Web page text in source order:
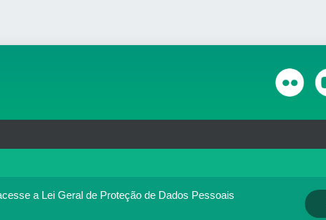
a Lei Geral de Proteção de Dados Pessoais
Médico, você concorda com a política de monitoramento de
você concorda, clique em ACEITO.